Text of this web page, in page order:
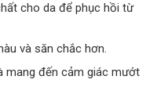
cho da để phục hồi từ
và săn chắc hơn.
mang đến cảm giác mướt